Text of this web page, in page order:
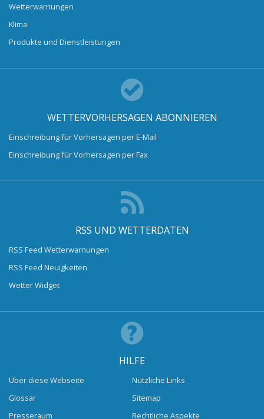
Wetterwarnungen
Klima
Produkte und Dienstleistungen
WETTERVORHERSAGEN ABONNIEREN
Einschreibung für Vorhersagen per E-Mail
Einschreibung für Vorhersagen per Fax
RSS UND WETTERDATEN
RSS Feed Wetterwarnungen
RSS Feed Neuigkeiten
Wetter Widget
HILFE
Über diese Webseite
Glossar
Presseraum
Nützliche Links
Sitemap
Rechtliche Aspekte